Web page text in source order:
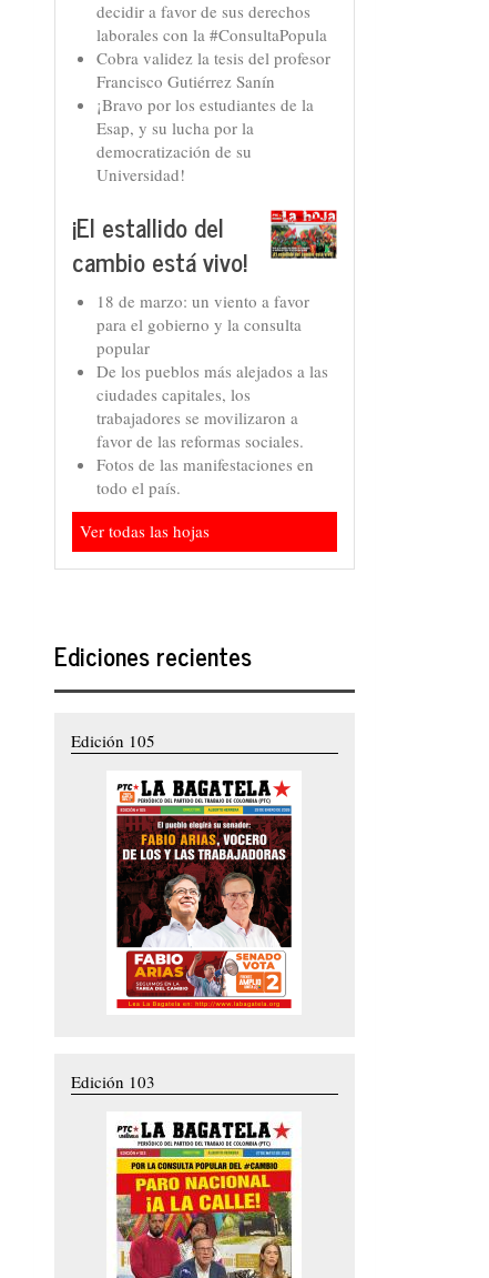
decidir a favor de sus derechos
laborales con la #ConsultaPopula
Cobra validez la tesis del profesor
Francisco Gutiérrez Sanín
¡Bravo por los estudiantes de la
Esap, y su lucha por la
democratización de su
Universidad!
¡El estallido del
cambio está vivo!
18 de marzo: un viento a favor
para el gobierno y la consulta
popular
De los pueblos más alejados a las
ciudades capitales, los
trabajadores se movilizaron a
favor de las reformas sociales.
Fotos de las manifestaciones en
todo el país.
Ver todas las hojas
Ediciones recientes
Edición 105
Edición 103